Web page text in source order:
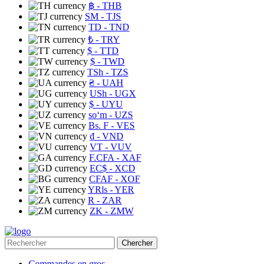
฿ - THB
ЅМ - TJS
TD - TND
₺ - TRY
$ - TTD
$ - TWD
TSh - TZS
₴ - UAH
USh - UGX
$ - UYU
soʻm - UZS
Bs. F - VES
₫ - VND
VT - VUV
F.CFA - XAF
EC$ - XCD
CFAF - XOF
YRls - YER
R - ZAR
ZK - ZMW
Chercher